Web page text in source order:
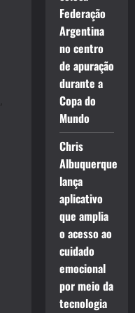
Federação
Argentina
no centro
de apuração
durante a
Copa do
Mundo
Chris
Albuquerque
lança
aplicativo
que amplia
o acesso ao
cuidado
emocional
por meio da
tecnologia